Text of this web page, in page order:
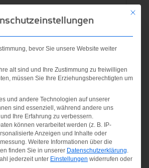
(Rot, Gelb oder Blau). Eine
Verfügbarkeit
33cm
Nicht für Kinder unter 12 Jahren
ernsthafte Verletzungen zu
beachten sie bitte folgende
Ausreichend Sicherheitsabstand
Personen einhalten; Nur so weit
es der Abstand zum Fänger
auf harten Untergründen
mit einem beschädigten
Mit
bevor Sie unsere Website weiter
alt sind und Ihre Zustimmung zu freiwilligen
müssen Sie Ihre Erziehungsberechtigten um
und andere Technologien auf unserer
sind essenziell, während andere uns
Ihre Erfahrung zu verbessern.
können verarbeitet werden (z. B. IP-
Anzeigen und Inhalte oder
Weitere Informationen über die
finden Sie in unserer Datenschutzerklärung.
jederzeit unter Einstellungen widerrufen oder